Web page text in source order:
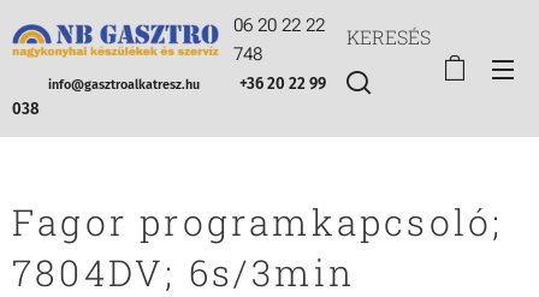
06 20 22 22
748
info@gasztroalkatresz.hu
+36 20 22 99
038
KERESÉS
Fagor programkapcsoló;
7804DV; 6s/3min